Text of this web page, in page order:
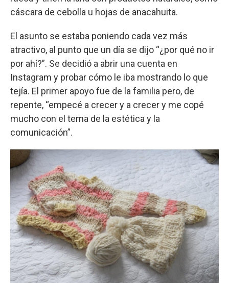
cáscara de cebolla u hojas de anacahuita.
El asunto se estaba poniendo cada vez más
atractivo, al punto que un día se dijo “¿por qué no ir
por ahí?”. Se decidió a abrir una cuenta en
Instagram y probar cómo le iba mostrando lo que
tejía. El primer apoyo fue de la familia pero, de
repente, “empecé a crecer y a crecer y me copé
mucho con el tema de la estética y la
comunicación”.